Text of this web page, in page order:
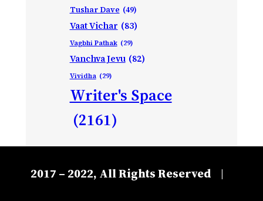
Tushar Dave (49)
Vaat Vichar (83)
Vagbhi Pathak (29)
Vanchva Jevu (82)
Vividha (29)
Writer's Space
(2161)
2017 – 2022, All Rights Reserved |